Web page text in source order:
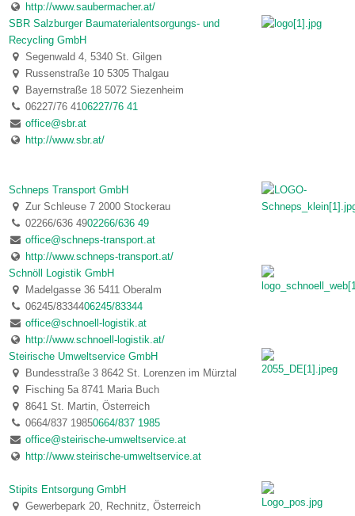
http://www.saubermacher.at/
SBR Salzburger Baumaterialentsorgungs- und
Recycling GmbH
Segenwald 4, 5340 St. Gilgen
Russenstraße 10 5305 Thalgau
Bayernstraße 18 5072 Siezenheim
06227/76 4106227/76 41
office@sbr.at
http://www.sbr.at/
Schneps Transport GmbH
Zur Schleuse 7 2000 Stockerau
02266/636 4902266/636 49
office@schneps-transport.at
http://www.schneps-transport.at/
Schnöll Logistik GmbH
Madelgasse 36 5411 Oberalm
06245/8334406245/83344
office@schnoell-logistik.at
http://www.schnoell-logistik.at/
Steirische Umweltservice GmbH
Bundesstraße 3 8642 St. Lorenzen im Mürztal
Fisching 5a 8741 Maria Buch
8641 St. Martin, Österreich
0664/837 19850664/837 1985
office@steirische-umweltservice.at
http://www.steirische-umweltservice.at
Stipits Entsorgung GmbH
Gewerbepark 20, Rechnitz, Österreich